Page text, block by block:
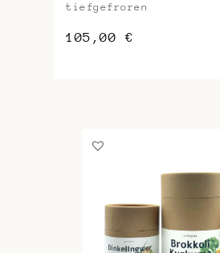
tiefgefroren
105,00 €